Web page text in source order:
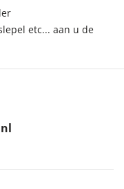
etc... aan u de